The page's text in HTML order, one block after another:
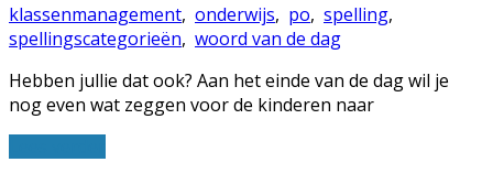
klassenmanagement, onderwijs, po, spelling,
spellingscategorieën, woord van de dag
Hebben jullie dat ook? Aan het einde van de dag wil je
nog even wat zeggen voor de kinderen naar